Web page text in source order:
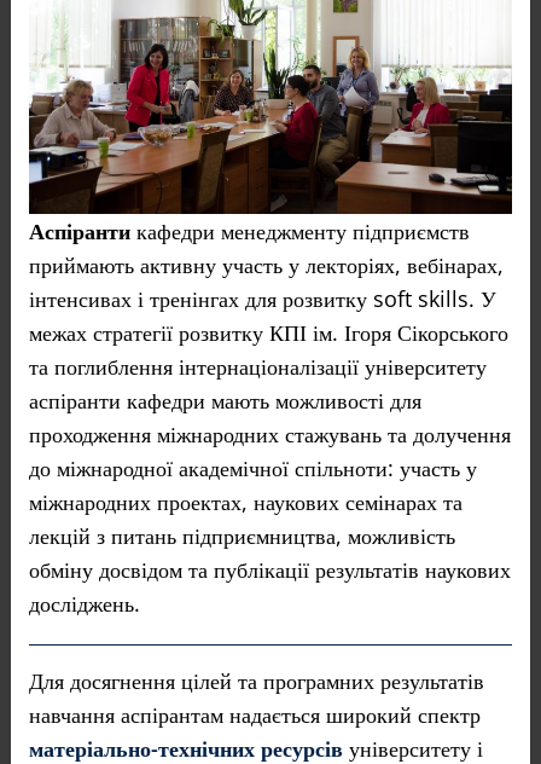
Аспірантикафедри менеджменту підприємств
приймають активну участь у лекторіях, вебінарах,
інтенсивах і тренінгах для розвитку soft skills. У
межах стратегії розвитку КПІ ім. Ігоря Сікорського
та поглиблення інтернаціоналізації університету
аспіранти кафедри мають можливості для
проходження міжнародних стажувань та долучення
до міжнародної академічної спільноти: участь у
міжнародних проектах, наукових семінарах та
лекцій з питань підприємництва, можливість
обміну досвідом та публікації результатів наукових
досліджень.
Для досягнення цілей та програмних результатів
навчання аспірантам надається широкий спектр
матеріально-технічних ресурсівуніверситету і